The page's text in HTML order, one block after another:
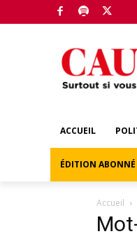
ACCUEIL
ÉDITION ABONNÉ
Accueil